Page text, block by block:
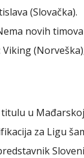
(Slovačka).
novih
u
za Ligu